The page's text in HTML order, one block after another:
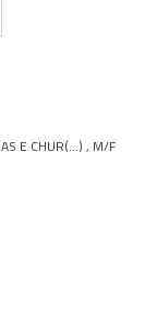
E CHUR(...) , M/F